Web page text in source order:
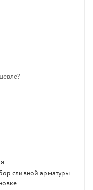
сливной арматуры